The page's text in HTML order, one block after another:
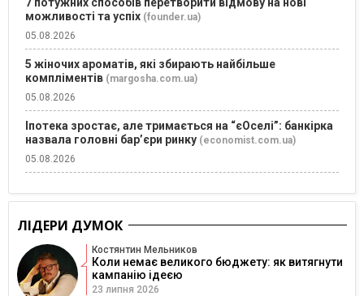
можливості та успіх (founder.ua)
05.08.2026
5 жіночих ароматів, які збирають найбільше
компліментів (margosha.com.ua)
05.08.2026
Іпотека зростає, але тримається на “єОселі”: банкірка
назвала головні бар’єри ринку (economist.com.ua)
05.08.2026
ЛІДЕРИ ДУМОК
Костянтин Мельников
Коли немає великого бюджету: як витягнути
кампанію ідеєю
23 липня 2026